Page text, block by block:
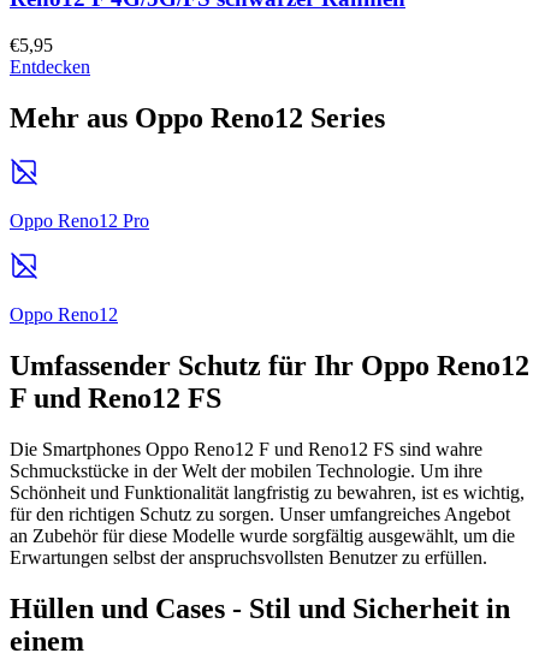
€5,95
Entdecken
Mehr aus Oppo Reno12 Series
Oppo Reno12 Pro
Oppo Reno12
Umfassender Schutz für Ihr Oppo Reno12
F und Reno12 FS
Die Smartphones Oppo Reno12 F und Reno12 FS sind wahre
Schmuckstücke in der Welt der mobilen Technologie. Um ihre
Schönheit und Funktionalität langfristig zu bewahren, ist es wichtig,
für den richtigen Schutz zu sorgen. Unser umfangreiches Angebot
an Zubehör für diese Modelle wurde sorgfältig ausgewählt, um die
Erwartungen selbst der anspruchsvollsten Benutzer zu erfüllen.
Hüllen und Cases - Stil und Sicherheit in
einem